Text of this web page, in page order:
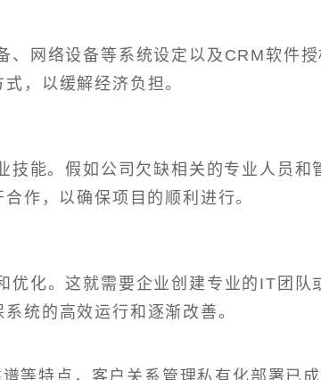
、网络设备等系统设定以及CRM软件授
，以缓解经济负担。
能。假如公司欠缺相关的专业人员和
作，以确保项目的顺利进行。
优化。这就需要企业创建专业的IT团队
统的高效运行和逐渐改善。